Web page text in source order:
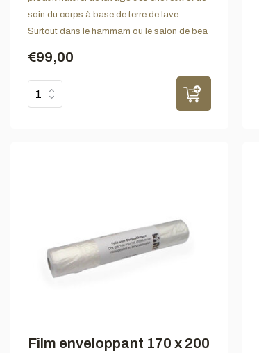
soin du corps à base de terre de lave.
Surtout dans le hammam ou le salon de bea
€99,00
Film enveloppant 170 x 200